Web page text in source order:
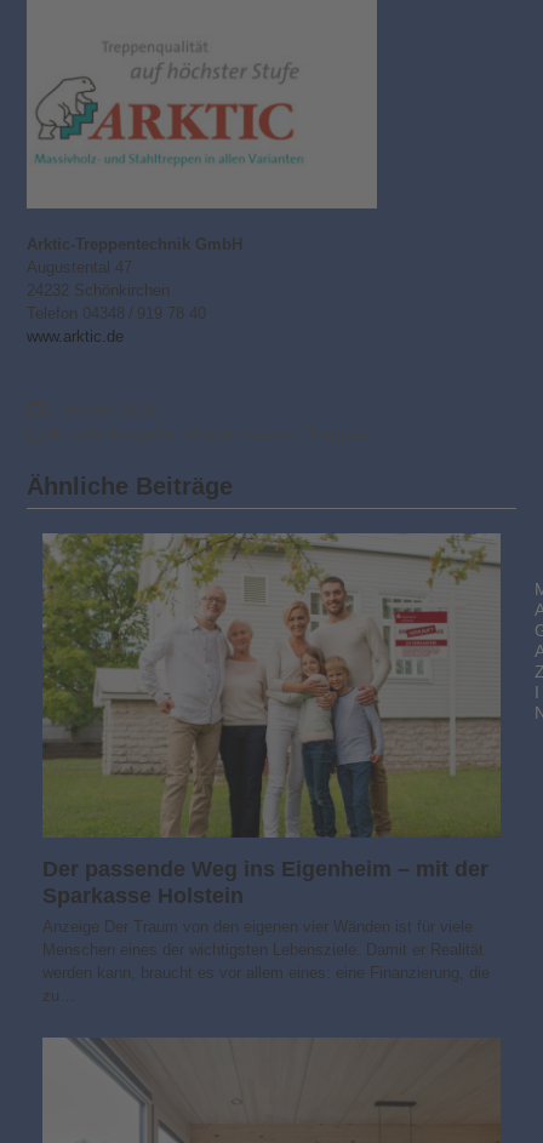
Arktic-Treppentechnik GmbH
Augustental 47
24232 Schönkirchen
Telefon 04348 / 919 78 40
www.arktic.de
Ähnliche Beiträge
Der passende Weg ins Eigenheim – mit der
Sparkasse Holstein
Anzeige Der Traum von den eigenen vier Wänden ist für viele
Menschen eines der wichtigsten Lebensziele. Damit er Realität
werden kann, braucht es vor allem eines: eine Finanzierung, die
zu…
I